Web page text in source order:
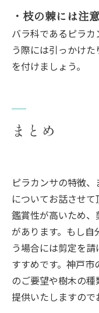
・枝の棘には注
バラ科であるピラ
う際には引っかけ
を付けましょう。
まとめ
ピラカンサの特徴
についてお話させ
鑑賞性が高いため
があります。もし
う場合には剪定を
すすめです。神戸
のご要望や樹木の
提供いたしますので